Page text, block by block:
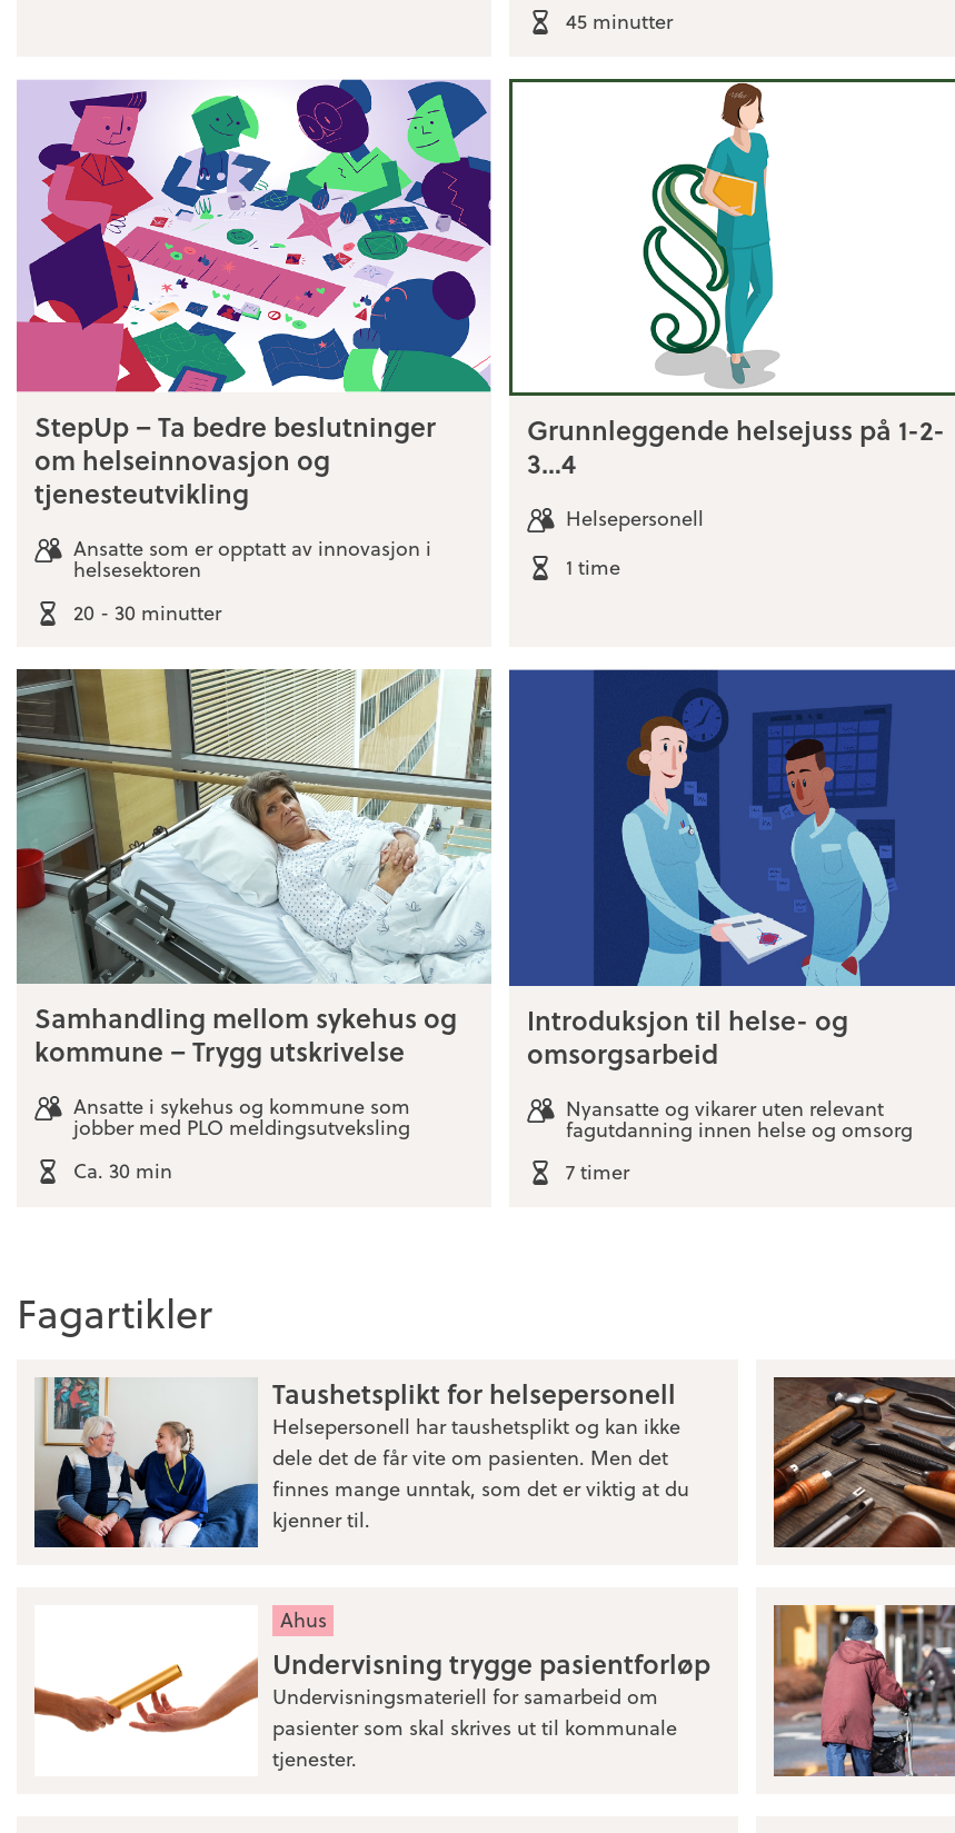
45 minutter
StepUp – Ta bedre beslutninger
om helseinnovasjon og
tjenesteutvikling
Ansatte som er opptatt av innovasjon i
helsesektoren
20 - 30 minutter
Grunnleggende helsejuss på 1-2-
3…4
Helsepersonell
1 time
Samhandling mellom sykehus og
kommune – Trygg utskrivelse
Ansatte i sykehus og kommune som
jobber med PLO meldingsutveksling
Ca. 30 min
Introduksjon til helse- og
omsorgsarbeid
Nyansatte og vikarer uten relevant
fagutdanning innen helse og omsorg
7 timer
Fagartikler
Taushetsplikt for helsepersonell
Helsepersonell har taushetsplikt og kan ikke
dele det de får vite om pasienten. Men det
finnes mange unntak, som det er viktig at du
kjenner til.
Ahus
Undervisning trygge pasientforløp
Undervisningsmateriell for samarbeid om
pasienter som skal skrives ut til kommunale
tjenester.